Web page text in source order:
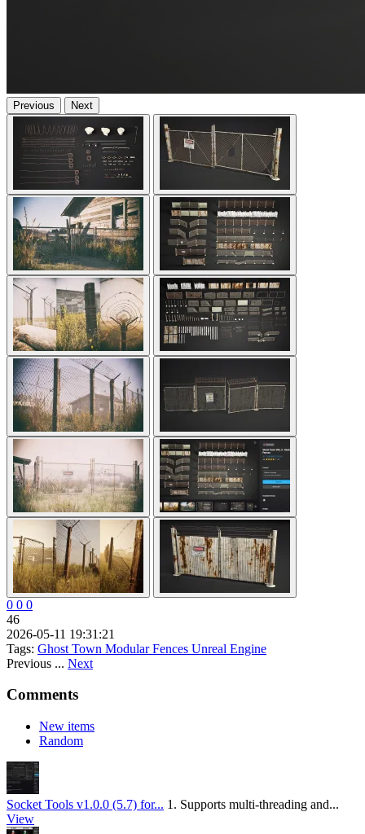
Previous Next
0 0 0
46
2026-05-11 19:31:21
Tags: Ghost Town Modular Fences Unreal Engine
Previous ... Next
Comments
New items
Random
Socket Tools v1.0.0 (5.7) for... 1. Supports multi-threading and...
View